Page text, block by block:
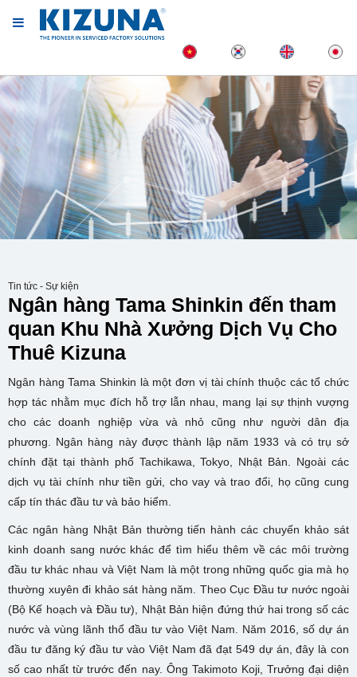
Tin tức - Sự kiện
Ngân hàng Tama Shinkin đến tham
quan Khu Nhà Xưởng Dịch Vụ Cho
Thuê Kizuna
Ngân hàng Tama Shinkin là một đơn vị tài chính thuộc các tổ chức
hợp tác nhằm mục đích hỗ trợ lẫn nhau, mang lại sự thịnh vượng
cho các doanh nghiệp vừa và nhỏ cũng như người dân địa
phương. Ngân hàng này được thành lập năm 1933 và có trụ sở
chính đặt tại thành phố Tachikawa, Tokyo, Nhật Bản. Ngoài các
dịch vụ tài chính như tiền gửi, cho vay và trao đổi, họ cũng cung
cấp tín thác đầu tư và bảo hiểm.
Các ngân hàng Nhật Bản thường tiến hành các chuyến khảo sát
kinh doanh sang nước khác để tìm hiểu thêm về các môi trường
đầu tư khác nhau và Việt Nam là một trong những quốc gia mà họ
thường xuyên đi khảo sát hàng năm. Theo Cục Đầu tư nước ngoài
(Bộ Kế hoạch và Đầu tư), Nhật Bản hiện đứng thứ hai trong số các
nước và vùng lãnh thổ đầu tư vào Việt Nam. Năm 2016, số dự án
đầu tư đăng ký đầu tư vào Việt Nam đã đạt 549 dự án, đây là con
số cao nhất từ trước đến nay. Ông Takimoto Koji, Trưởng đại diện